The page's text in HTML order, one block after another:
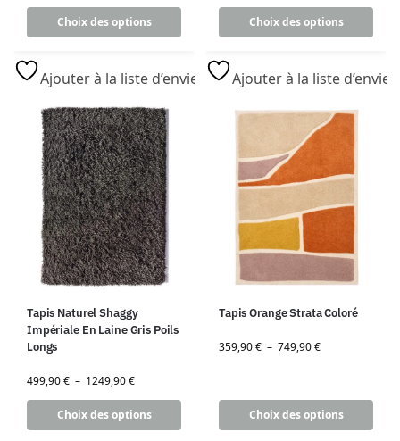
Choix des options
Ajouter à la liste d’envies
Choix des options
Ajouter à la liste d’envies
Tapis Naturel Shaggy
Impériale En Laine Gris Poils
Longs
499,90€ – 1249,90€
Choix des options
Tapis Orange Strata Coloré
359,90€ – 749,90€
Choix des options